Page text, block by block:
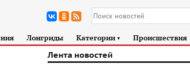
Лонгриды Категории ► Происшествия
Лента новостей